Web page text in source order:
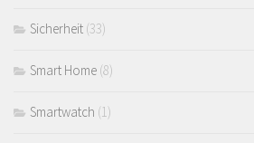
Sicherheit (33)
Smart Home (8)
Smartwatch (1)